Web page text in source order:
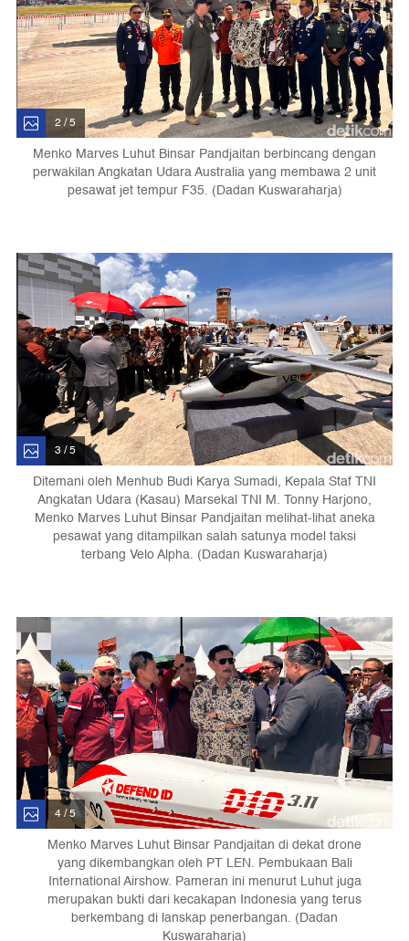
2 / 5
Menko Marves Luhut Binsar Pandjaitan berbincang dengan
perwakilan Angkatan Udara Australia yang membawa 2 unit
pesawat jet tempur F35. (Dadan Kuswaraharja)
3 / 5
Ditemani oleh Menhub Budi Karya Sumadi, Kepala Staf TNI
Angkatan Udara (Kasau) Marsekal TNI M. Tonny Harjono,
Menko Marves Luhut Binsar Pandjaitan melihat-lihat aneka
pesawat yang ditampilkan salah satunya model taksi
terbang Velo Alpha. (Dadan Kuswaraharja)
4 / 5
Menko Marves Luhut Binsar Pandjaitan di dekat drone
yang dikembangkan oleh PT LEN. Pembukaan Bali
International Airshow. Pameran ini menurut Luhut juga
merupakan bukti dari kecakapan Indonesia yang terus
berkembang di lanskap penerbangan. (Dadan
Kuswaraharja)